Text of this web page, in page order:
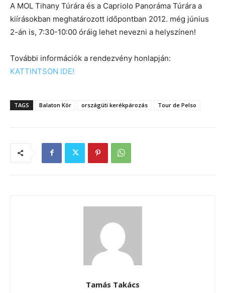
A MOL Tihany Túrára és a Capriolo Panoráma Túrára a
kiírásokban meghatározott időpontban 2012. még június
2-án is, 7:30-10:00 óráig lehet nevezni a helyszínen!
További információk a rendezvény honlapján:
KATTINTSON IDE!
TAGS Balaton Kör országúti kerékpározás Tour de Pelso
Tamás Takács